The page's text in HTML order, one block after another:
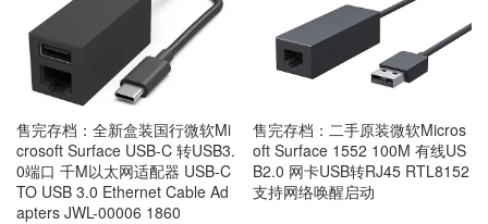
售完存档：全新盒装国行微软Mi
crosoft Surface USB-C 转USB3.
0端口 千M以太网适配器 USB-C
TO USB 3.0 Ethernet Cable Ad
apters JWL-00006 1860
售完存档：二手原装微软Micros
oft Surface 1552 100M 有线US
B2.0 网卡USB转RJ45 RTL8152
支持网络唤醒启动